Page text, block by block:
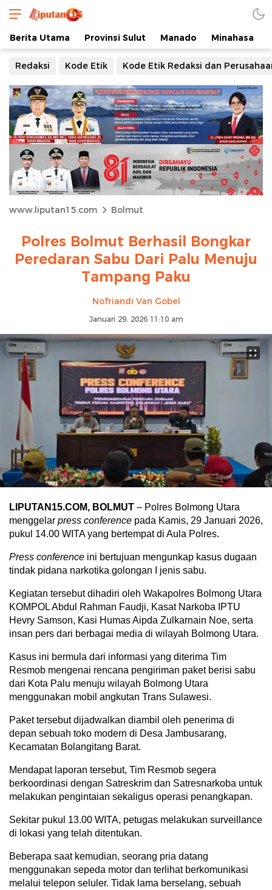
Berita Utama Provinsi Sulut Manado Minahasa
Redaksi Kode Etik Kode Etik Redaksi dan
www.liputan15.com Bolmut
Polres Bolmut Berhasil Bongkar
Peredaran Sabu Dari Palu Menuju
Tampang Paku
Nofriandi Van Gobel
Januari 29, 2026 11:10 am
LIPUTAN15.COM, BOLMUT – Polres Bolmong Utara
menggelar press conference pada Kamis, 29 Januari 2026,
pukul 14.00 WITA yang bertempat di Aula Polres.
Press conference ini bertujuan mengunkap kasus dugaan
tindak pidana narkotika golongan I jenis sabu.
Kegiatan tersebut dihadiri oleh Wakapolres Bolmong Utara
KOMPOL Abdul Rahman Faudji, Kasat Narkoba IPTU
Hevry Samson, Kasi Humas Aipda Zulkarnain Noe, serta
insan pers dari berbagai media di wilayah Bolmong Utara.
Kasus ini bermula dari informasi yang diterima Tim
Resmob mengenai rencana pengiriman paket berisi sabu
dari Kota Palu menuju wilayah Bolmong Utara
menggunakan mobil angkutan Trans Sulawesi.
Paket tersebut dijadwalkan diambil oleh penerima di
depan sebuah toko modern di Desa Jambusarang,
Kecamatan Bolangitang Barat.
Mendapat laporan tersebut, Tim Resmob segera
berkoordinasi dengan Satreskrim dan Satresnarkoba untuk
melakukan pengintaian sekaligus operasi penangkapan.
Sekitar pukul 13.00 WITA, petugas melakukan surveillance
di lokasi yang telah ditentukan.
Beberapa saat kemudian, seorang pria datang
menggunakan sepeda motor dan terlihat berkomunikasi
melalui telepon seluler. Tidak lama berselang, sebuah